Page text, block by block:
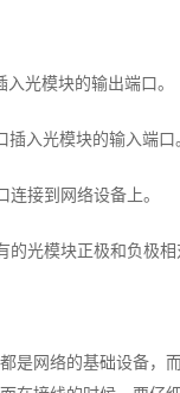
光模块的输出端口。
入光模块的输入端口
接到网络设备上。
光模块正极和负极相
是网络的基础设备，